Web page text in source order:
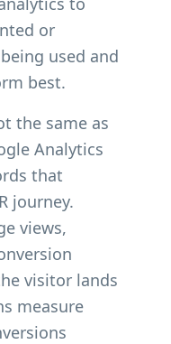
or
used and
best.
the same as
Analytics
that
journey.
views,
visitor lands
measure